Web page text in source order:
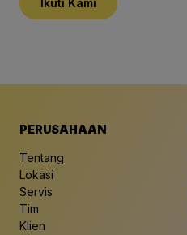
Ikuti Kami
PERUSAHAAN
Tentang
Lokasi
Servis
Tim
Klien